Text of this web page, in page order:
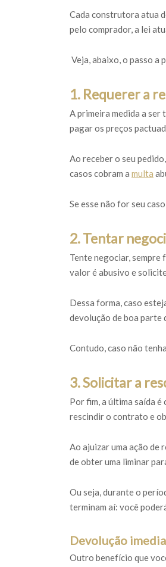
Cada construtora atua
pelo comprador, a lei
Veja, abaixo, o passo a
1. Requerer a
A primeira medida a
pagar os preços
Ao receber o seu
casos cobram a multa
Se esse não for seu
2. Tentar
Tente negociar,
valor é abusivo e
Dessa forma, caso
devolução de boa parte
Contudo, caso não
3. Solicitar a
Por fim, a última saída
rescindir o contrato e
Ao ajuizar uma ação de
de obter uma liminar
Ou seja, durante o
terminam aí: você
Devolução
Outro benefício que